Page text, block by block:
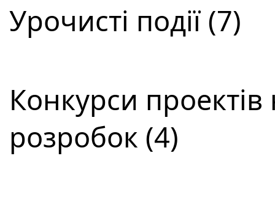
Урочисті події (7)
Конкурси
розробок (4)